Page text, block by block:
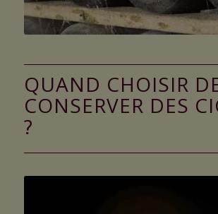
QUAND CHOISIR
CONSERVER DES
?